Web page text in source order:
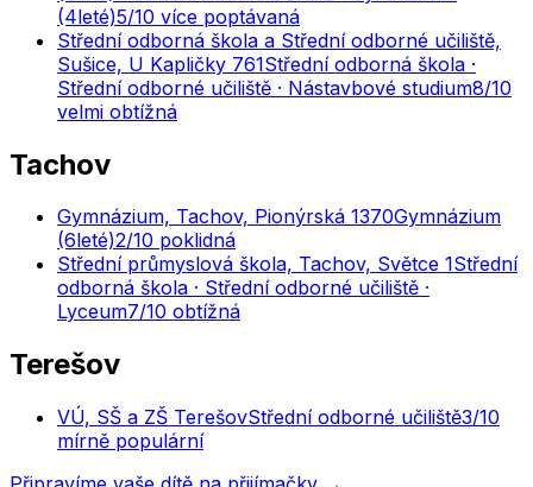
(4leté)5/10 více poptávaná
Střední odborná škola a Střední odborné učiliště,
Sušice, U Kapličky 761Střední odborná škola ·
Střední odborné učiliště · Nástavbové studium8/10
velmi obtížná
Tachov
Gymnázium, Tachov, Pionýrská 1370Gymnázium
(6leté)2/10 poklidná
Střední průmyslová škola, Tachov, Světce 1Střední
odborná škola · Střední odborné učiliště ·
Lyceum7/10 obtížná
Terešov
VÚ, SŠ a ZŠ TerešovStřední odborné učiliště3/10
mírně populární